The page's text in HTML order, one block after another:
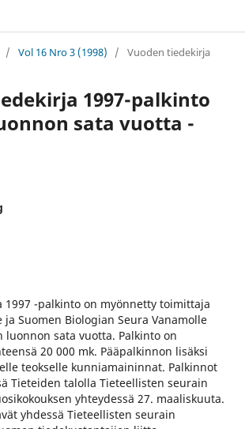
/ Vol 16 Nro 3 (1998) / Vuoden tiedekirja
1997-palkinto
sata vuotta -
1997 -palkinto on myönnetty toimittaja
Suomen Biologian Seura Vanamolle
luonnon sata vuotta. Palkinto on
20 000 mk. Pääpalkinnon lisäksi
teokselle kunniamaininnat. Palkinnot
Tieteiden talolla Tieteellisten seurain
yhteydessä 27. maaliskuuta.
yhdessä Tieteellisten seurain